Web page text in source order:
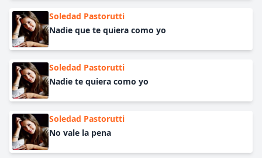
Soledad Pastorutti
Nadie que te quiera como yo
Soledad Pastorutti
Nadie te quiera como yo
Soledad Pastorutti
No vale la pena